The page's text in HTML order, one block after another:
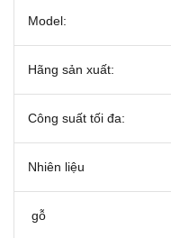
Model:
Hãng sản xuất:
Công suất tối đa:
Nhiên liệu
gỗ